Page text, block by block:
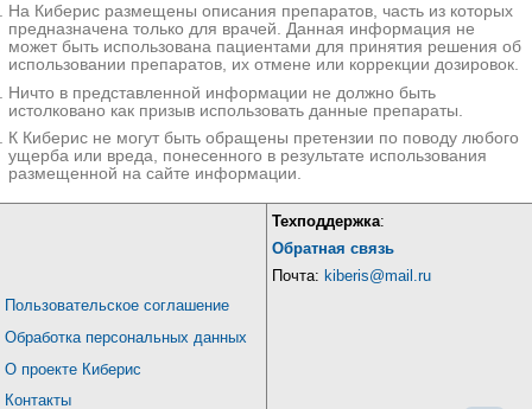
Гидрохлоро
тиазид +
Фозинопри
л
Фозид |Фозикард Н
тиазид +
Эналаприл
20| Эналаприл НЛ| Эналаприл/
Гидрохлоротиазид-Тева|Энап-HЛ|Энап-Н
| Рениприл ГТ
Индапамид
Периндопр
Эроффа|Индапамид+Периндоприл|
Индапамид+Периндоприл ВЕРТЕКС|
Индапамид+Периндоприл Канон
Периндоприл-Тева
ПЕРИНДОПРИЛ|Ко-Перинева|Нолипрел А|
Нолипрел А Би-форте |Нолипрел А форте
Периндоприл ПЛЮС
ПЛЮС Индапамид
Дилапрел Плюс|Консилар-Д24
Рамиприл +
тиазид
торы
ренина
в
Алискирен
На Киберис размещены описания препаратов, часть из которых
предназначена только для врачей. Данная информация не
может быть использована пациентами для принятия решения об
использовании препаратов, их отмене или коррекции дозировок.
Ничто в представленной информации не должно быть
истолковано как призыв использовать данные препараты.
К Киберис не могут быть обращены претензии по поводу любого
ущерба или вреда, понесенного в результате использования
размещенной на сайте информации.
Пользовательское соглашение
Обработка персональных данных
О проекте Киберис
Контакты
Техподдержка:
Обратная связь
Почта: kiberis@mail.ru